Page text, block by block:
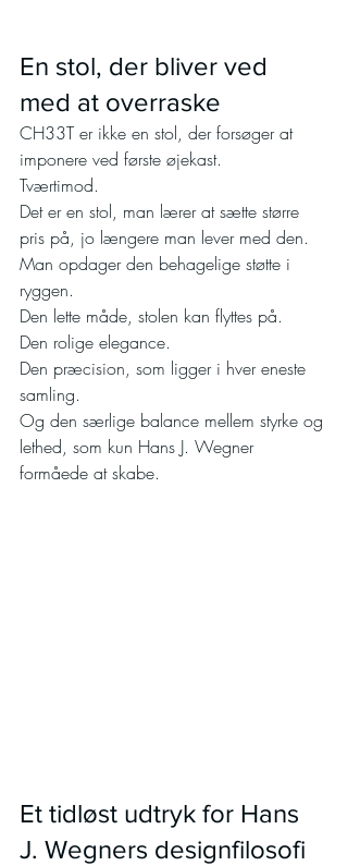
En stol, der bliver ved
med at overraske
CH33T er ikke en stol, der forsøger at
imponere ved første øjekast.
Tværtimod.
Det er en stol, man lærer at sætte større
pris på, jo længere man lever med den.
Man opdager den behagelige støtte i
ryggen.
Den lette måde, stolen kan flyttes på.
Den rolige elegance.
Den præcision, som ligger i hver eneste
samling.
Og den særlige balance mellem styrke og
lethed, som kun Hans J. Wegner
formåede at skabe.
Et tidløst udtryk for Hans
J. Wegners designfilosofi